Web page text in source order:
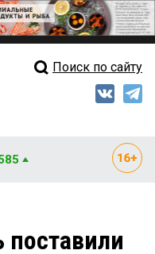
Свежий выпуск
Рейтинги
Поиск по сайту